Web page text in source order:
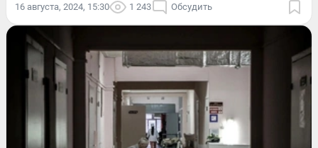
16 августа, 2024, 15:30 1 243 Обсудить